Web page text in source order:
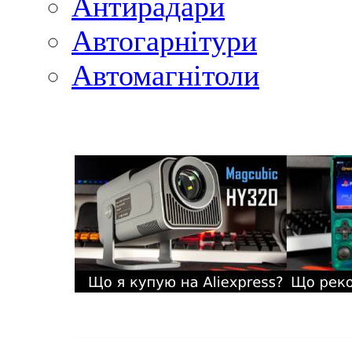
Автогарнітури
Автомагнітоли